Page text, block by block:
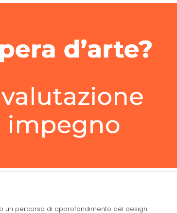
un percorso di approfondimento del design